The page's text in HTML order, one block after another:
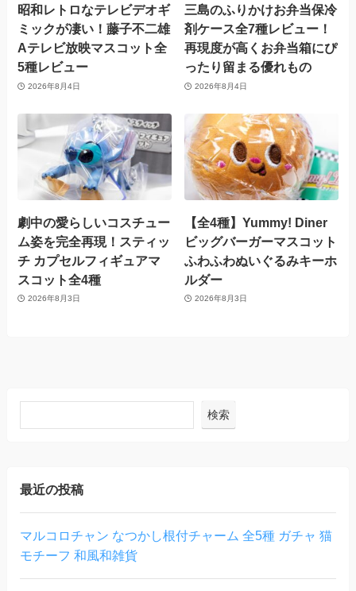
昭和レトロなテレビデオギ
ミックが凄い！藤子不二雄
Aテレビ放映マスコット全
5種レビュー
2026年8月4日
三島のふりかけお弁当保冷
剤ケース全7種レビュー！
再現度が高くお弁当箱にぴ
ったり留まる優れもの
2026年8月4日
劇中の愛らしいコスチュー
ム姿を完全再現！スティッ
チ カプセルフィギュアマ
スコット全4種
2026年8月3日
【全4種】Yummy! Diner
ビッグバーガーマスコット
ふわふわぬいぐるみキーホ
ルダー
2026年8月3日
検索
最近の投稿
マルコロチャン なつかし根付チャーム 全5種 ガチャ 猫
モチーフ 和風和雑貨